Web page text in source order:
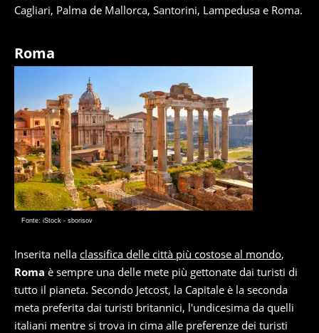
Cagliari, Palma de Mallorca, Santorini, Lampedusa e Roma.
Roma
Fonte: iStock - sborisov
Inserita nella classifica delle città più costose al mondo,
Roma è sempre una delle mete più gettonate dai turisti di
tutto il pianeta. Secondo Jetcost, la Capitale è la seconda
meta preferita dai turisti britannici, l'undicesima da quelli
italiani mentre si trova in cima alle preferenze dei turisti